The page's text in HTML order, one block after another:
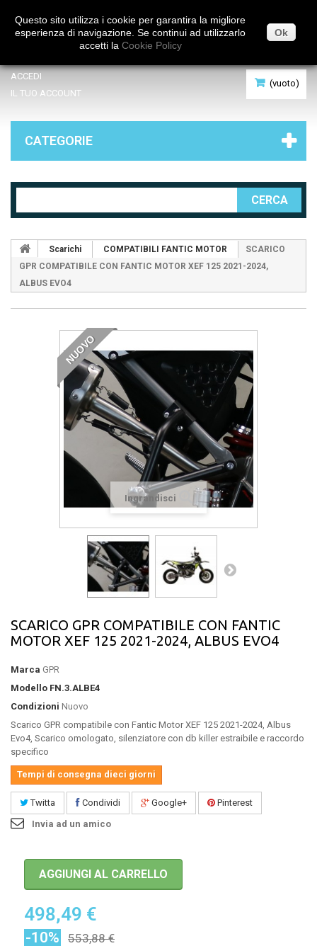
(vuoto)
ACCEDI
IL TUO ACCOUNT
CATEGORIE
CERCA
Scarichi COMPATIBILI FANTIC MOTOR
SCARICO
GPR COMPATIBILE CON FANTIC MOTOR XEF 125 2021-2024,
ALBUS EVO4
NUOVO
Ingrandisci
SCARICO GPR COMPATIBILE CON FANTIC
MOTOR XEF 125 2021-2024, ALBUS EVO4
Marca GPR
Modello FN.3.ALBE4
Condizioni Nuovo
Scarico GPR compatibile con Fantic Motor XEF 125 2021-2024, Albus
Evo4, Scarico omologato, silenziatore con db killer estraibile e raccordo
specifico
Tempi di consegna dieci giorni
Twitta Condividi Google+
Pinterest
Invia ad un amico
AGGIUNGI AL CARRELLO
498,49 €
-10% 553,88 €
Questo sito utilizza i cookie per garantira la migliore
esperienza di navigazione. Se continui ad utilizzarlo
accetti la Cookie Policy
Ok